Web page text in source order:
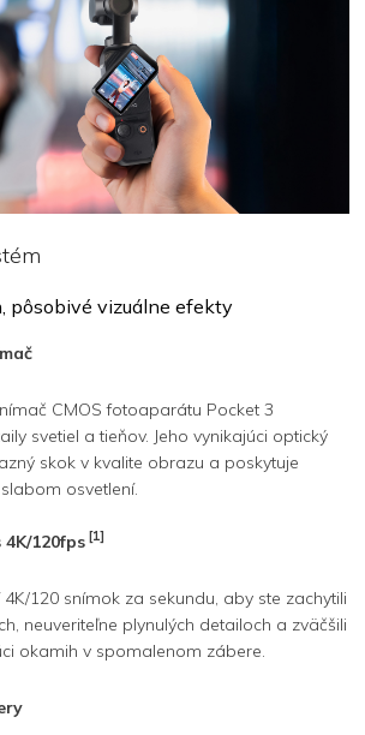
pôsobivé vizuálne efekty
CMOS fotoaparátu Pocket 3
svetiel a tieňov. Jeho vynikajúci optický
skok v kvalite obrazu a poskytuje
osvetlení.
120fps [1]
120 snímok za sekundu, aby ste zachytili
neuveriteľne plynulých detailoch a zväčšili
okamih v spomalenom zábere.